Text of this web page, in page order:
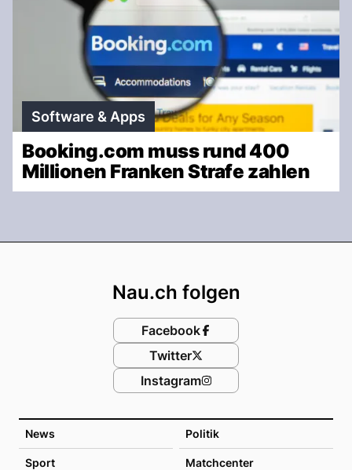
Software & Apps
Booking.com muss rund 400
Millionen Franken Strafe zahlen
News Politik
Sport Matchcenter
Nau.ch folgen
Facebook
Twitter
Instagram